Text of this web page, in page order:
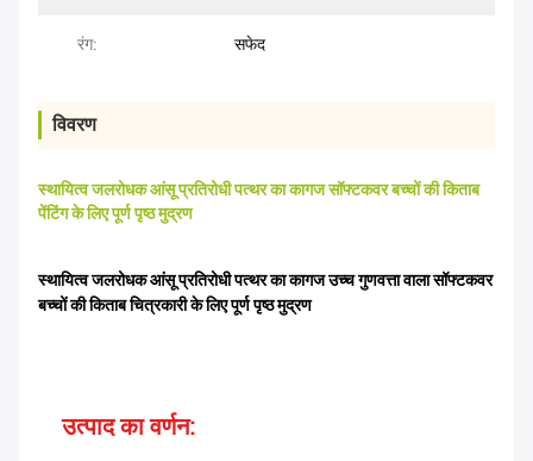
रंग: सफेद
विवरण
स्थायित्व जलरोधक आंसू प्रतिरोधी पत्थर का कागज सॉफ्टकवर बच्चों की किताब
पेंटिंग के लिए पूर्ण पृष्ठ मुद्रण
स्थायित्व जलरोधक आंसू प्रतिरोधी पत्थर का कागज उच्च गुणवत्ता वाला सॉफ्टकवर
बच्चों की किताब चित्रकारी के लिए पूर्ण पृष्ठ मुद्रण
उत्पाद का वर्णन: